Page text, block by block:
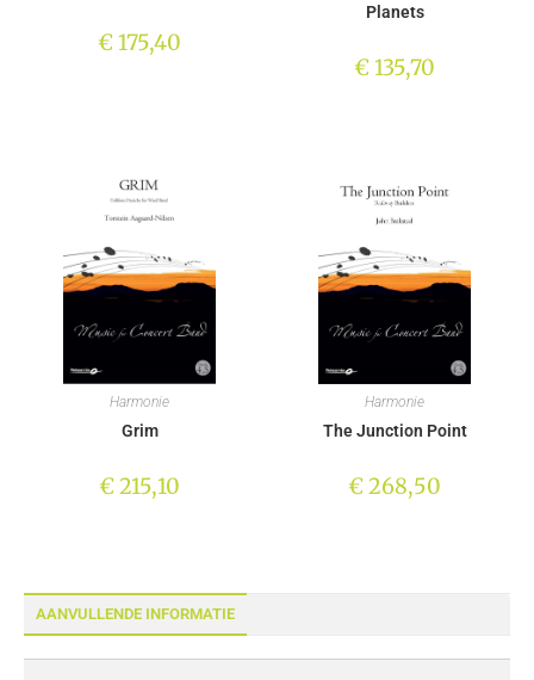
AANVULLENDE INFORMATIE
€175,40
Planets
€135,70
Harmonie
Grim
€215,10
Harmonie
The Junction Point
€268,50